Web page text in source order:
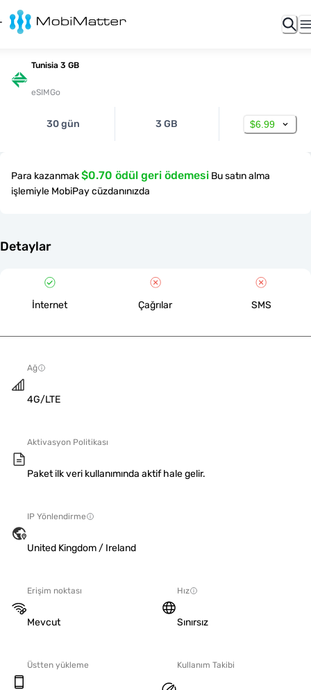
Tunisia 3 GB
eSIMGo
30 gün 3 GB $6.99
Para kazanmak$0.70 ödül geri ödemesi Bu satın alma
işlemiyle MobiPay cüzdanınızda
Detaylar
İnternet Çağrılar SMS
Ağ
4G/LTE
Aktivasyon Politikası
Paket ilk veri kullanımında aktif hale gelir.
IP Yönlendirme
United Kingdom / Ireland
Erişim noktası
Mevcut
Hız
Sınırsız
Üstten yükleme Kullanım Takibi